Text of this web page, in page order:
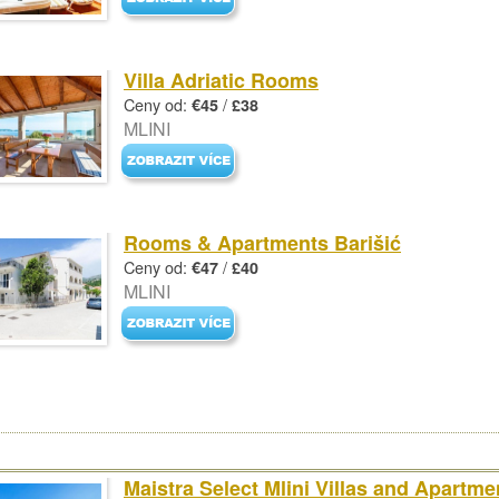
Villa Adriatic Rooms
Ceny od: €45 / £38
MLINI
Rooms & Apartments Barišić
Ceny od: €47 / £40
MLINI
Maistra Select Mlini Villas and